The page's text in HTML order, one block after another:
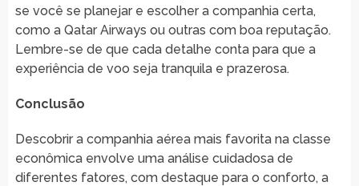
se você se planejar e escolher a companhia certa,
como a Qatar Airways ou outras com boa reputação.
Lembre-se de que cada detalhe conta para que a
experiência de voo seja tranquila e prazerosa.
Conclusão
Descobrir a companhia aérea mais favorita na classe
econômica envolve uma análise cuidadosa de
diferentes fatores, com destaque para o conforto, a